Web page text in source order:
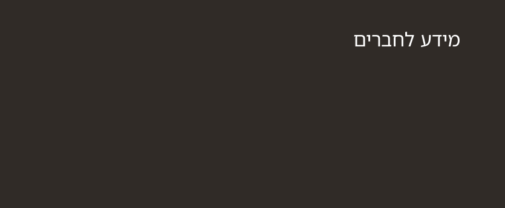
מידע לחברים